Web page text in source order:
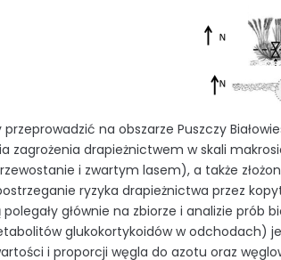
na obszarze Puszczy
zagrożenia drapieżnictwem w skali
i zwartym lasem), a także
ryzyka drapieżnictwa przez
polegały głównie na zbiorze i analizie
glukokortykoidów w odchodach)
i proporcji węgla do azotu oraz